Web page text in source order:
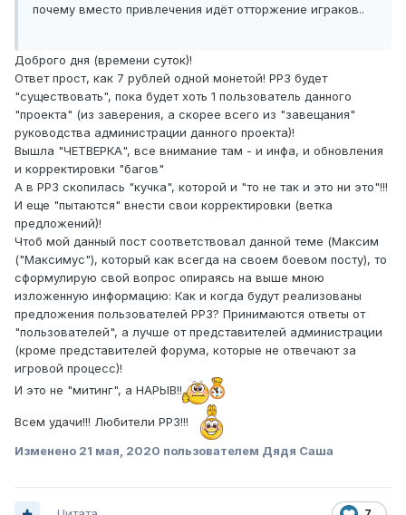
почему вместо привлечения идёт отторжение играков..
Доброго дня (времени суток)!
Ответ прост, как 7 рублей одной монетой! РР3 будет
"существовать", пока будет хоть 1 пользователь данного
"проекта" (из заверения, а скорее всего из "завещания"
руководства администрации данного проекта)!
Вышла "ЧЕТВЕРКА", все внимание там - и инфа, и обновления
и корректировки "багов"
А в РР3 скопилась "кучка", которой и "то не так и это ни это"!!!
И еще "пытаются" внести свои корректировки (ветка
предложений)!
Чтоб мой данный пост соответствовал данной теме (Максим
("Максимус"), который как всегда на своем боевом посту), то
сформулирую свой вопрос опираясь на выше мною
изложенную информацию: Как и когда будут реализованы
предложения пользователей РР3? Принимаются ответы от
"пользователей", а лучше от представителей администрации
(кроме представителей форума, которые не отвечают за
игровой процесс)!
И это не "митинг", а НАРЫВ!!
Всем удачи!!! Любители РР3!!!
Изменено 21 мая, 2020 пользователем Дядя Саша